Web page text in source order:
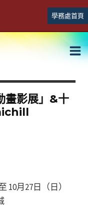
學務處首頁
畫影展」&十
10月27日（日）